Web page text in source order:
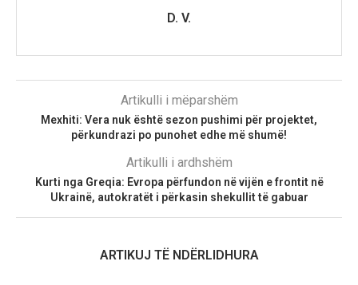
D. V.
Artikulli i mëparshëm
Mexhiti: Vera nuk është sezon pushimi për projektet,
përkundrazi po punohet edhe më shumë!
Artikulli i ardhshëm
Kurti nga Greqia: Evropa përfundon në vijën e frontit në
Ukrainë, autokratët i përkasin shekullit të gabuar
ARTIKUJ TË NDËRLIDHURA